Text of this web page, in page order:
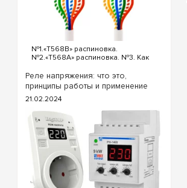
№1.«T568B» распиновка.
№2.«T568A» распиновка. №3. Как
«T568B» распиновка интернет
кабеля Порядок проводов схемы
«T568B»: «T568B» 1. Бело...
Реле напряжения: что это,
принципы работы и применение
21.02.2024